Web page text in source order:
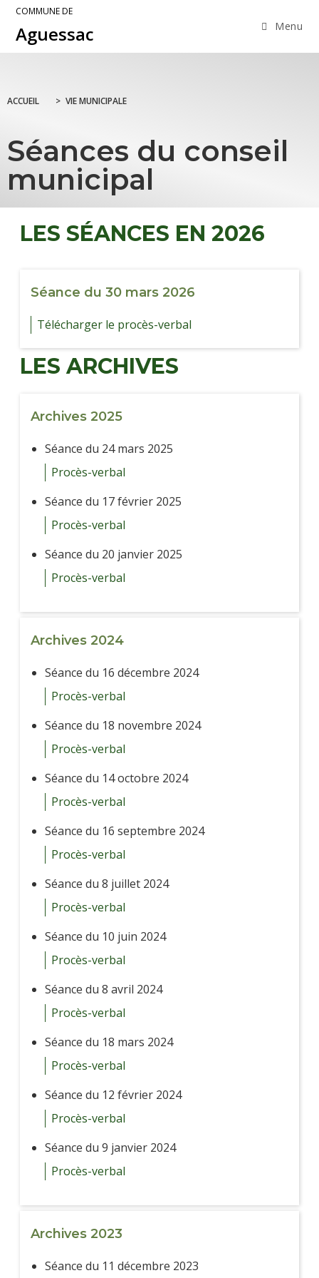
COMMUNE DE
Aguessac Menu
ACCUEIL > VIE MUNICIPALE
Séances du conseil
municipal
LES SÉANCES EN 2026
Séance du 30 mars 2026
Télécharger le procès-verbal
LES ARCHIVES
Archives 2025
Séance du 24 mars 2025
Procès-verbal
Séance du 17 février 2025
Procès-verbal
Séance du 20 janvier 2025
Procès-verbal
Archives 2024
Séance du 16 décembre 2024
Procès-verbal
Séance du 18 novembre 2024
Procès-verbal
Séance du 14 octobre 2024
Procès-verbal
Séance du 16 septembre 2024
Procès-verbal
Séance du 8 juillet 2024
Procès-verbal
Séance du 10 juin 2024
Procès-verbal
Séance du 8 avril 2024
Procès-verbal
Séance du 18 mars 2024
Procès-verbal
Séance du 12 février 2024
Procès-verbal
Séance du 9 janvier 2024
Procès-verbal
Archives 2023
Séance du 11 décembre 2023